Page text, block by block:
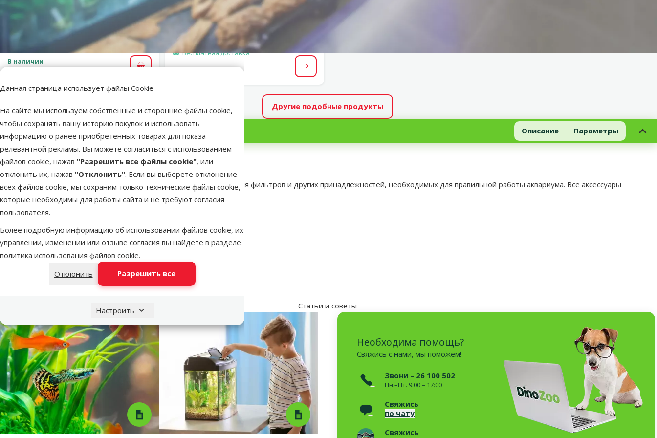
Данная страница использует файлы Cookie
На сайте мы используем собственные и сторонние файлы cookie,
чтобы сохранять вашу историю покупок и использовать
информацию о ранее приобретенных товарах для показа
релевантной рекламы. Вы можете согласиться с использованием
файлов cookie, нажав "Разрешить все файлы cookie", или
отклонить их, нажав "Отклонить". Если вы выберете отклонение
всех файлов cookie, мы сохраним только технические файлы cookie,
которые необходимы для работы сайта и не требуют согласия
пользователя.
Более подробную информацию об использовании файлов cookie, их
управлении, изменении или отзыве согласия вы найдете в разделе
политика использования файлов cookie.
Отклонить
Разрешить все
Настроить
Aqua Art 20/30 l, white
Исходная цена
89 €
Цена
49,98 €
Скидка
В наличии
В корзину
Недоступно
Бесплатная доставка
Посмотреть
Другие подобные продукты
Шкафчик для аквариума -
Juwel 80 (for Rio 125) белый
Описание Параметры
superzoo.product.detail.content
Шкафчик для аквариума - Juwel 80 (for Rio 125) белый.
Высококачественный шкаф под аквариум, используется для хранения фильтров и другиx принадлежностей, необходимых для правильной работы аквариума. Все аксессуары
спрятаны и поэтому не портят общее впечатление.
Размер: 81x63x73 см.
Параметры
Цвет
Белый
Номер в каталоге
Статьи и советы
Необходима помощь?
Свяжись с нами, мы поможем!
Звони – 26 100 502
Пн.–Пт. 9:00 – 17:00
Свяжись
по чату
Свяжись